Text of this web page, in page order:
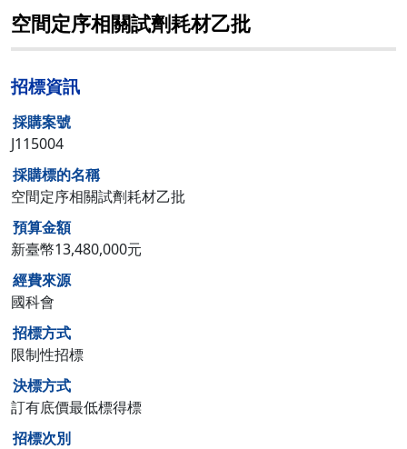
空間定序相關試劑耗材乙批
招標資訊
採購案號
J115004
採購標的名稱
空間定序相關試劑耗材乙批
預算金額
新臺幣13,480,000元
經費來源
國科會
招標方式
限制性招標
決標方式
訂有底價最低標得標
招標次別